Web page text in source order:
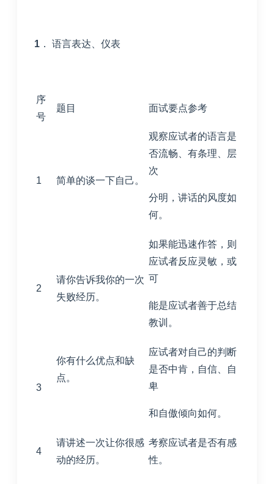
1 ． 语言表达、仪表
序
号
题目 面试要点参考
1 简单的谈一下自己。
观察应试者的语言是
否流畅、有条理、层
次
分明，讲话的风度如
何。
2
请你告诉我你的一次
失败经历。
如果能迅速作答，则
应试者反应灵敏，或
可
能是应试者善于总结
教训。
3
你有什么优点和缺
点。
应试者对自己的判断
是否中肯，自信、自
卑
和自傲倾向如何。
4
请讲述一次让你很感
动的经历。
考察应试者是否有感
性。